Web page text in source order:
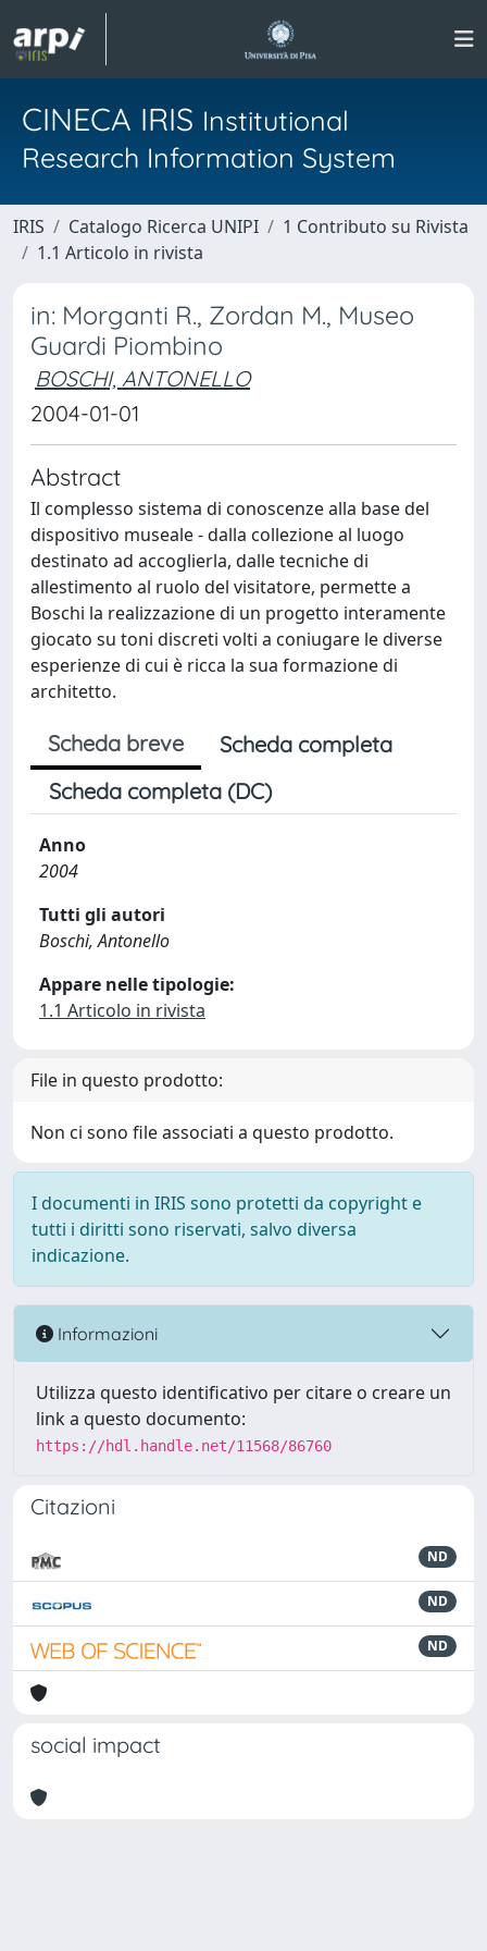
CINECA IRIS Institutional
Research Information System
IRIS Catalogo Ricerca UNIPI
1 Contributo su Rivista
1.1 Articolo in rivista
in: Morganti R., Zordan M., Museo
Guardi Piombino
BOSCHI, ANTONELLO
2004-01-01
Abstract
Il complesso sistema di conoscenze alla base del
dispositivo museale - dalla collezione al luogo
destinato ad accoglierla, dalle tecniche di
allestimento al ruolo del visitatore, permette a
Boschi la realizzazione di un progetto interamente
giocato su toni discreti volti a coniugare le diverse
esperienze di cui è ricca la sua formazione di
architetto.
Scheda breve
Scheda completa
Scheda completa (DC)
Anno
2004
Tutti gli autori
Boschi, Antonello
Appare nelle tipologie:
1.1 Articolo in rivista
File in questo prodotto:
Non ci sono file associati a questo prodotto.
I documenti in IRIS sono protetti da copyright e
tutti i diritti sono riservati, salvo diversa
indicazione.
Informazioni
Utilizza questo identificativo per citare o creare un
link a questo documento:
https://hdl.handle.net/11568/86760
Citazioni
ND
ND
ND
social impact